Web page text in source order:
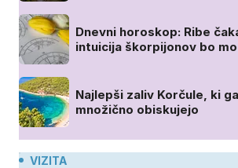
Dnevni horoskop: Ribe
intuicija škorpijonov bo
Najlepši zaliv Korčule, ki
množično obiskujejo
VIZITA